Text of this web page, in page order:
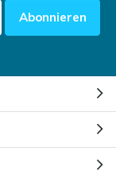
Abonnieren